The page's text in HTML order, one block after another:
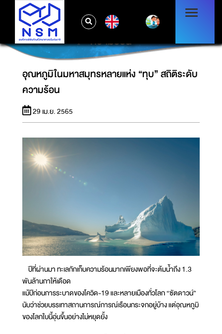
อุณหภูมิในมหาสมุทรหลายแห่ง “ทุบ” สถิติระดับ
ความร้อน
อุณหภูมิในมหาสมุทรหลายแห่ง “ทุบ” สถิติระดับ
ความร้อน
29 เม.ย. 2565
ปีที่ผ่านมา ทะเลกักเก็บความร้อนมากเพียงพอที่จะต้มน้ำถึง 1.3
พันล้านกาให้เดือด
แม้ปีก่อนการระบาดของโควิด-19 และหลายเมืองทั่วโลก “ซัตดาวน์”
นับว่าช่วยบรรเทาสถานการณ์การณ์เรือนกระจกอยู่บ้าง แต่อุณหภูมิ
ของโลกใบนี้อุ่นขึ้นอย่างไม่หยุดยั้ง